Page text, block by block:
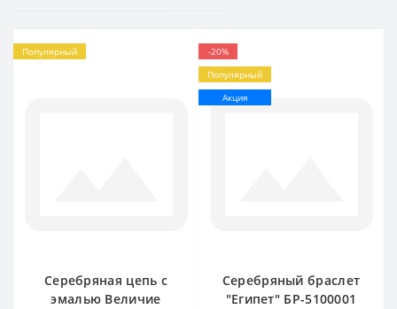
Популярный
Серебряная цепь с
эмалью Величие
-20%
Популярный
Акция
Серебряный браслет
"Египет" БР-5100001